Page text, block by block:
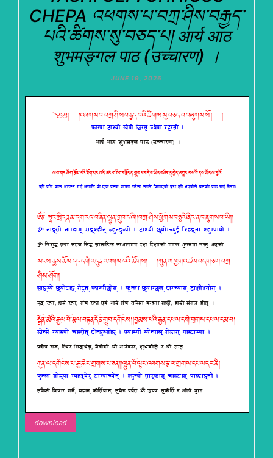
CHEPA འཕགས་པ་བཀྲ་ཤིས་བརྒྱད་
པའི་ཚིགས་སུ་བཅད་པ། आर्य आठ
शुभमङ्गल पाठ (उच्चारण) ।
JUNE 19, 2026
download